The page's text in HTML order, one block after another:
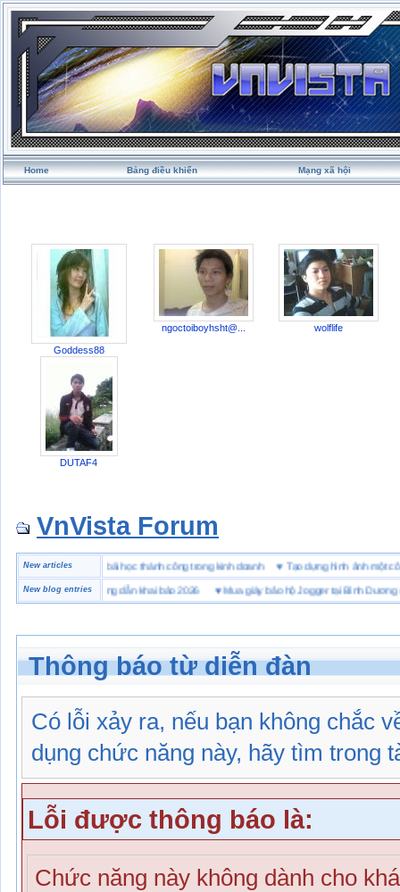
Home Bảng điều khiển Mạng xã hội
Goddess88
ngoctoiboyhsht@... wolflife
DUTAF4
VnVista Forum
New articles
biệt” của Microsoft ♥4 bài học thành công trong kinh doanh ♥Tạo dựng hình ảnh
New blog entries
quan là gì? Hướng dẫn khai báo 2026♥ Mua giày bảo hộ Jogger tại Bình Dương ở
Thông báo từ diễn đàn
Có lỗi xảy ra, nếu bạn không chắc
dụng chức năng này, hãy tìm trong
Lỗi được thông báo là:
Chức năng này không dành cho